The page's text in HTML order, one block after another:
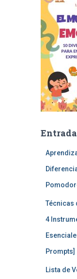
Técnicas
4
Prompts]
Lista de